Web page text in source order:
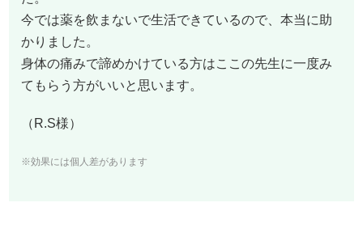
今では薬を飲まないで生活できているので、本当に助
かりました。
身体の痛みで諦めかけている方はここの先生に一度み
てもらう方がいいと思います。
（R.S様）
※効果には個人差があります